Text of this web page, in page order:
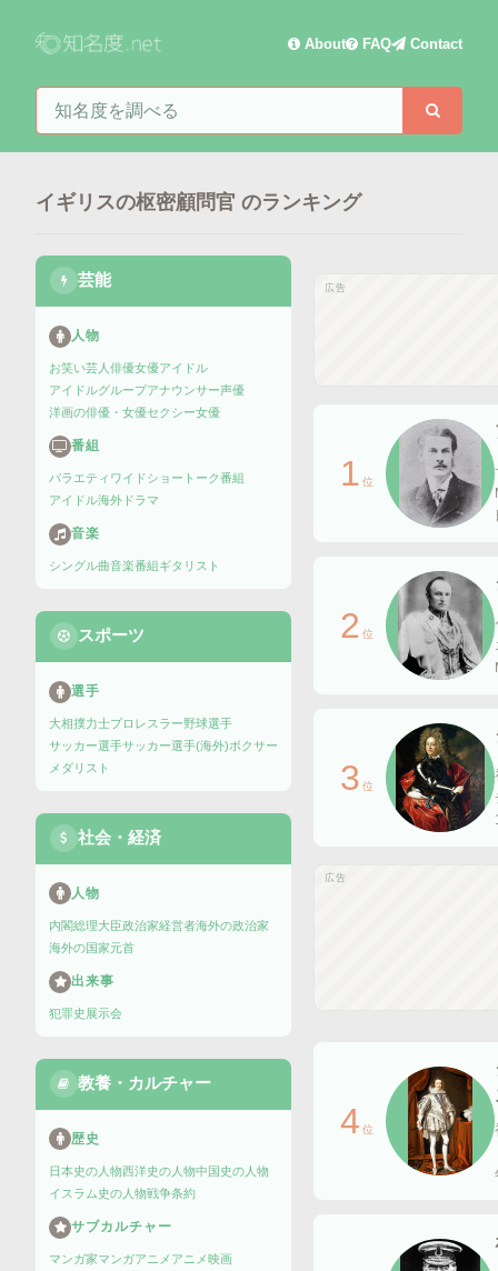
About FAQ Contact
知名度を検索
イギリスの枢密顧問官 のランキング
芸能
人物
お笑い芸人 俳優女優アイドル
アイドルグループアナウンサー声優
洋画の俳優・女優セクシー女優
番組
バラエティ ワイドショー トーク番組
アイドル海外ドラマ
音楽
シングル曲音楽番組ギタリスト
スポーツ
選手
大相撲力士プロレスラー野球選手
サッカー選手サッカー選手(海外)ボクサー
メダリスト
社会・経済
人物
内閣総理大臣政治家経営者海外の政治家
海外の国家元首
出来事
犯罪史 展示会
教養・カルチャー
歴史
日本史の人物西洋史の人物中国史の人物
イスラム史の人物戦争条約
サブカルチャー
マンガ家マンガアニメ アニメ映画
広告
1 位
2 位
3 位
広告
4 位